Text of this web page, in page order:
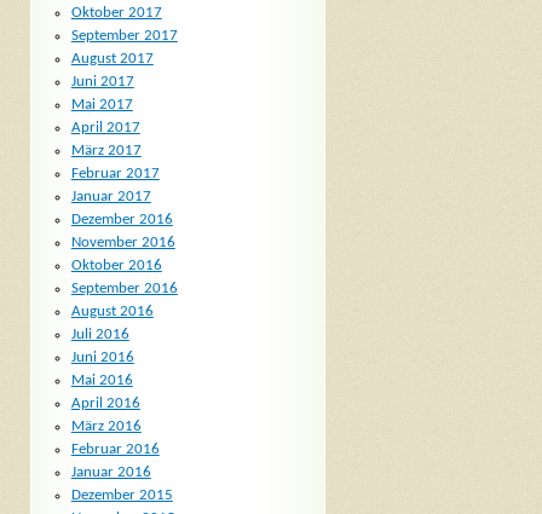
Oktober 2017
September 2017
August 2017
Juni 2017
Mai 2017
April 2017
März 2017
Februar 2017
Januar 2017
Dezember 2016
November 2016
Oktober 2016
September 2016
August 2016
Juli 2016
Juni 2016
Mai 2016
April 2016
März 2016
Februar 2016
Januar 2016
Dezember 2015